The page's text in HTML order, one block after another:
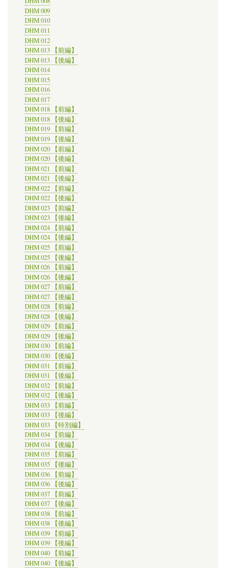
DHM 009
DHM 010
DHM 011
DHM 012
DHM 013 【前編】
DHM 013 【後編】
DHM 014
DHM 015
DHM 016
DHM 017
DHM 018 【前編】
DHM 018 【後編】
DHM 019 【前編】
DHM 019 【後編】
DHM 020 【前編】
DHM 020 【後編】
DHM 021 【前編】
DHM 021 【後編】
DHM 022 【前編】
DHM 022 【後編】
DHM 023 【前編】
DHM 023 【後編】
DHM 024 【前編】
DHM 024 【後編】
DHM 025 【前編】
DHM 025 【後編】
DHM 026 【前編】
DHM 026 【後編】
DHM 027 【前編】
DHM 027 【後編】
DHM 028 【前編】
DHM 028 【後編】
DHM 029 【前編】
DHM 029 【後編】
DHM 030 【前編】
DHM 030 【後編】
DHM 031 【前編】
DHM 031 【後編】
DHM 032 【前編】
DHM 032 【後編】
DHM 033 【前編】
DHM 033 【後編】
DHM 033 【特別編】
DHM 034 【前編】
DHM 034 【後編】
DHM 035 【前編】
DHM 035 【後編】
DHM 036 【前編】
DHM 036 【後編】
DHM 037 【前編】
DHM 037 【後編】
DHM 038 【前編】
DHM 038 【後編】
DHM 039 【前編】
DHM 039 【後編】
DHM 040 【前編】
DHM 040 【後編】